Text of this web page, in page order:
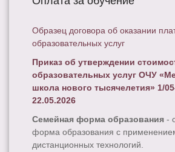
Образец договора об оказании
образовательных услуг
Приказ об утверждении
образовательных услуг ОЧУ
школа нового тысячелетия» 1/
22.05.2026
Cемейная форма образования -
форма образования с
дистанционных технологий.